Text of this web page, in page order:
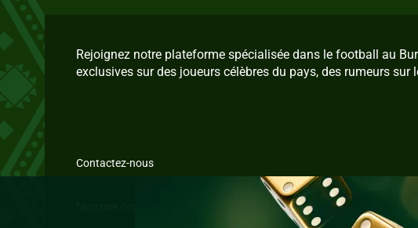
Rejoignez notre plateforme spécialisée dans le football au
exclusives sur des joueurs célèbres du pays, des rumeurs
Contactez-nous